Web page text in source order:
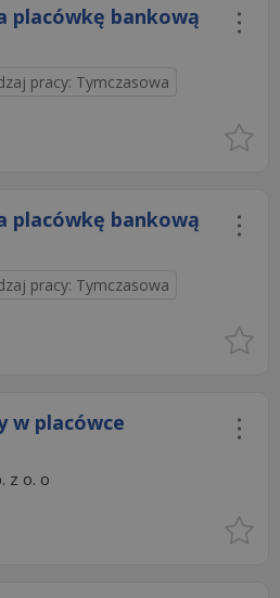
placówkę bankową
pracy: Tymczasowa
placówkę bankową
pracy: Tymczasowa
w placówce
z o. o